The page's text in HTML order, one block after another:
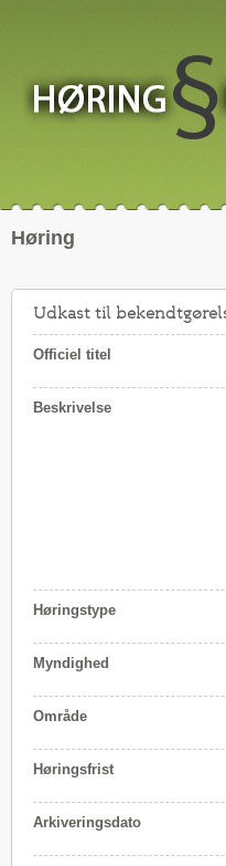
Høring
Udkast til
Officiel titel
Beskrivelse
Høringstype
Myndighed
Område
Høringsfrist
Arkiveringsdato